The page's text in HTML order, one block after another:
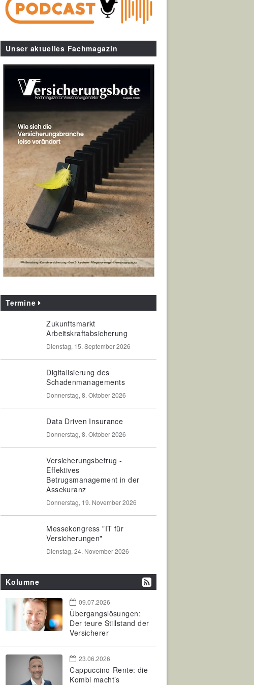
Unser aktuelles Fachmagazin
Termine
Zukunftsmarkt
Arbeitskraftabsicherung
Dienstag, 15. September 2026
Digitalisierung des
Schadenmanagements
Donnerstag, 8. Oktober 2026
Data Driven Insurance
Donnerstag, 8. Oktober 2026
Versicherungsbetrug -
Effektives
Betrugsmanagement in der
Assekuranz
Donnerstag, 19. November 2026
Messekongress "IT für
Versicherungen"
Dienstag, 24. November 2026
Kolumne
09.07.2026
Übergangslösungen:
Der teure Stillstand der
Versicherer
23.06.2026
Cappuccino-Rente: die
Kombi macht’s